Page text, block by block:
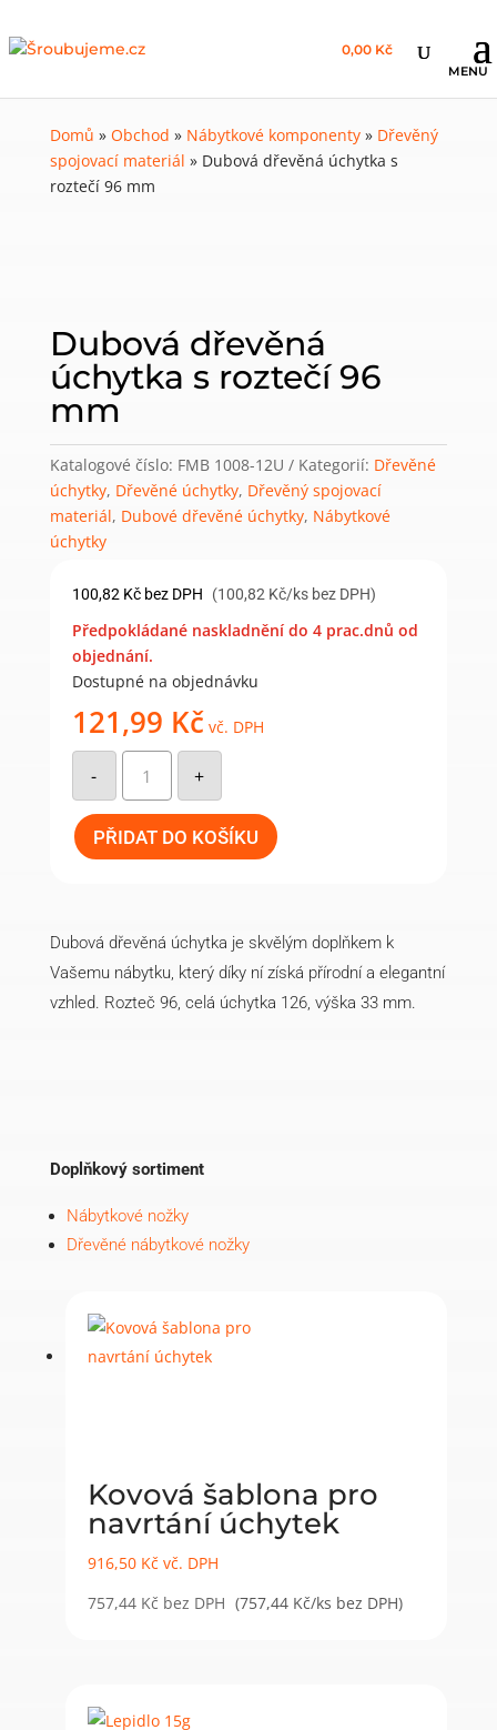
0,00 Kč
Domů » Obchod » Nábytkové komponenty» Dřevěný
spojovací materiál » Dubová dřevěná úchytka s
roztečí 96 mm
Dubová dřevěná
úchytka s roztečí 96
mm
Katalogové číslo: FMB 1008-12U Kategorií: Dřevěné
úchytky, Dřevěné úchytky, Dřevěný spojovací
materiál, Dubové dřevěné úchytky, Nábytkové
úchytky
100,82 Kč bez DPH (100,82 Kč/ks bez DPH)
Předpokládané naskladnění do 4 prac.dnů od
objednání.
Dostupné na objednávku
121,99 Kč vč. DPH
-
Dubová
dřevěná
úchytka
s
roztečí
96
mm
množství
+
PŘIDAT DO KOŠÍKU
Dubová dřevěná úchytka je skvělým doplňkem k
Vašemu nábytku, který díky ní získá přírodní a elegantní
vzhled. Rozteč 96, celá úchytka 126, výška 33 mm.
Doplňkový sortiment
Nábytkové nožky
Dřevěné nábytkové nožky
Kovová šablona pro
navrtání úchytek
916,50 Kč vč. DPH
757,44 Kč bez DPH (757,44 Kč/ks bez DPH)